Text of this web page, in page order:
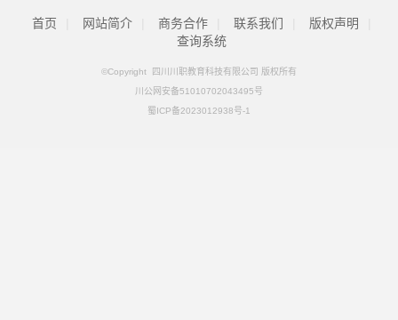
首页 网站简介 商务合作 联系我们 版权声明
查询系统
©Copyright 四川川职教育科技有限公司 版权所有
川公网安备51010702043495号
蜀ICP备2023012938号-1